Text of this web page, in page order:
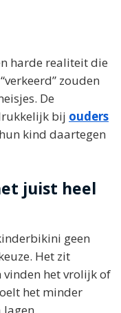
harde realiteit die
zouden
De
bij ouders
kind daartegen
juist heel
geen
Het zit
het vrolijk of
het minder